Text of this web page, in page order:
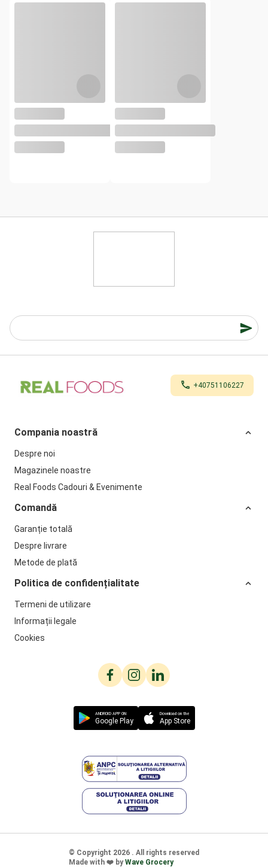
+40751106227
Compania noastră
Despre noi
Magazinele noastre
Real Foods Cadouri & Evenimente
Comandă
Garanție totală
Despre livrare
Metode de plată
Politica de confidențialitate
Termeni de utilizare
Informații legale
Cookies
ANDROID APP ON
Google Play
Download on the
App Store
© Copyright 2026 . All rights reserved
Made with ❤️ by Wave Grocery